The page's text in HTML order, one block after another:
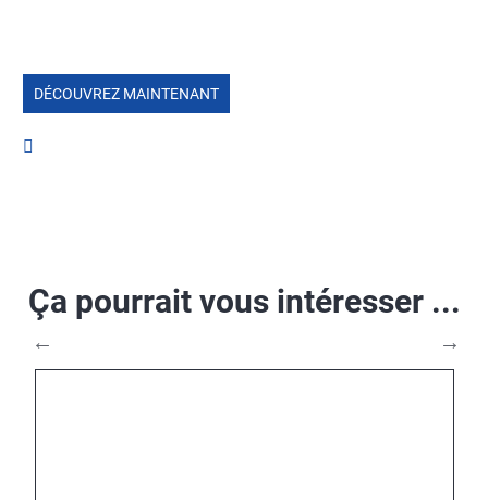
DÉCOUVREZ MAINTENANT
Ça pourrait vous intéresser ...